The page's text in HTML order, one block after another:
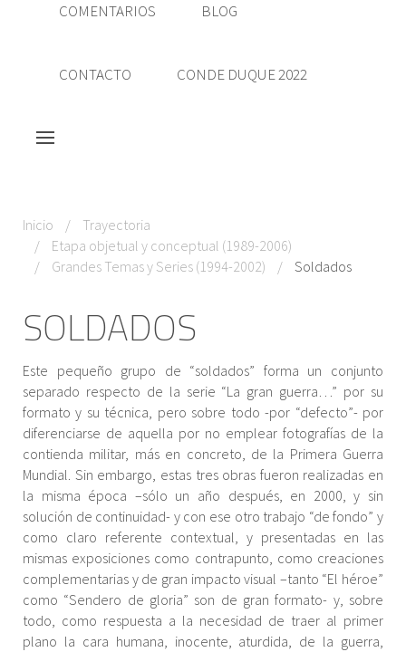
COMENTARIOS BLOG
CONTACTO CONDE DUQUE 2022
Inicio
Trayectoria
Etapa objetual y conceptual (1989-2006)
Grandes Temas y Series (1994-2002)
Soldados
SOLDADOS
Este pequeño grupo de “soldados” forma un conjunto
separado respecto de la serie “La gran guerra…” por su
formato y su técnica, pero sobre todo -por “defecto”- por
diferenciarse de aquella por no emplear fotografías de la
contienda militar, más en concreto, de la Primera Guerra
Mundial. Sin embargo, estas tres obras fueron realizadas en
la misma época –sólo un año después, en 2000, y sin
solución de continuidad- y con ese otro trabajo “de fondo” y
como claro referente contextual, y presentadas en las
mismas exposiciones como contrapunto, como creaciones
complementarias y de gran impacto visual –tanto “El héroe”
como “Sendero de gloria” son de gran formato- y, sobre
todo, como respuesta a la necesidad de traer al primer
plano la cara humana, inocente, aturdida, de la guerra,